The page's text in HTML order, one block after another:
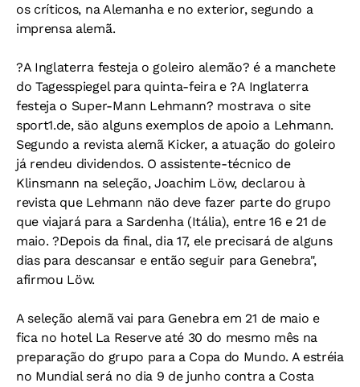
os críticos, na Alemanha e no exterior, segundo a
imprensa alemã.
?A Inglaterra festeja o goleiro alemão? é a manchete
do Tagesspiegel para quinta-feira e ?A Inglaterra
festeja o Super-Mann Lehmann? mostrava o site
sport1.de, säo alguns exemplos de apoio a Lehmann.
Segundo a revista alemã Kicker, a atuação do goleiro
já rendeu dividendos. O assistente-técnico de
Klinsmann na seleção, Joachim Löw, declarou à
revista que Lehmann näo deve fazer parte do grupo
que viajará para a Sardenha (Itália), entre 16 e 21 de
maio. ?Depois da final, dia 17, ele precisará de alguns
dias para descansar e então seguir para Genebra",
afirmou Löw.
A seleção alemã vai para Genebra em 21 de maio e
fica no hotel La Reserve até 30 do mesmo mês na
preparação do grupo para a Copa do Mundo. A estréia
no Mundial será no dia 9 de junho contra a Costa